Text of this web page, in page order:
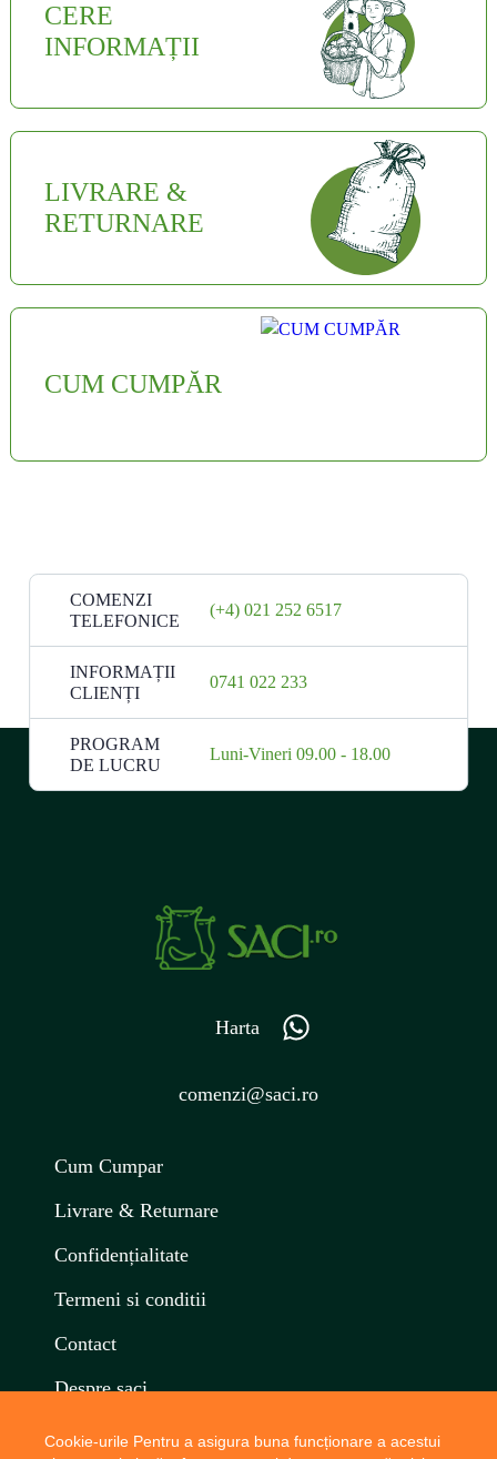
CERE
INFORMAȚII
LIVRARE &
RETURNARE
CUM CUMPĂR
COMENZI
TELEFONICE
(+4) 021 252 6517
INFORMAȚII
CLIENȚI
0741 022 233
PROGRAM
DE LUCRU
Luni-Vineri 09.00 - 18.00
Harta
comenzi@saci.ro
Cum Cumpar
Livrare & Returnare
Confidențialitate
Termeni si conditii
Contact
Despre saci
Articole
Cookie-urile Pentru a asigura buna funcționare a acestui